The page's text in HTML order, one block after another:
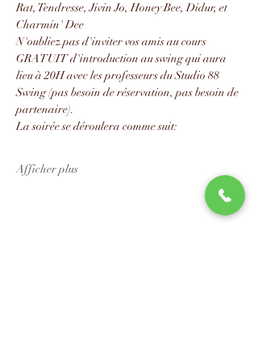
Rat, Tendresse, Jivin Jo, Honey Bee, Didur, et
Charmin' Dee
N'oubliez pas d'inviter vos amis au cours
GRATUIT d'introduction au swing qui aura
lieu à 20H avec les professeurs du Studio 88
Swing (pas besoin de réservation, pas besoin de
partenaire).
La soirée se déroulera comme suit:
Afficher plus